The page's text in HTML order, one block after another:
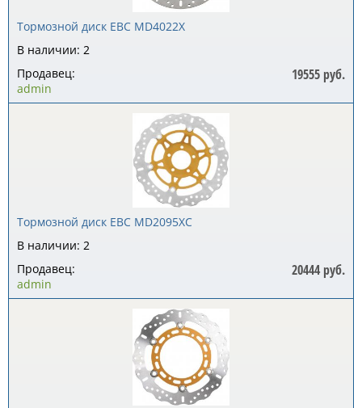
Тормозной диск EBC MD4022X
В наличии: 2
19555 руб.
Продавец:
admin
Тормозной диск EBC MD2095XC
В наличии: 2
20444 руб.
Продавец:
admin